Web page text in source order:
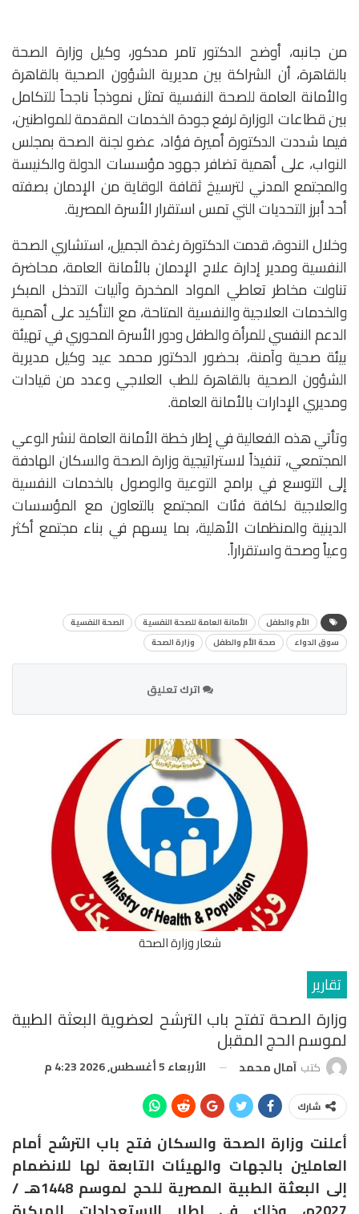
من جانبه، أوضح الدكتور تامر مدكور، وكيل وزارة الصحة
بالقاهرة، أن الشراكة بين مديرية الشؤون الصحية بالقاهرة
والأمانة العامة للصحة النفسية تمثل نموذجاً ناجحاً للتكامل
بين قطاعات الوزارة لرفع جودة الخدمات المقدمة للمواطنين،
فيما شددت الدكتورة أميرة فؤاد، عضو لجنة الصحة بمجلس
النواب، على أهمية تضافر جهود مؤسسات الدولة والكنيسة
والمجتمع المدني لترسيخ ثقافة الوقاية من الإدمان بصفته
أحد أبرز التحديات التي تمس استقرار الأسرة المصرية.
وخلال الندوة، قدمت الدكتورة رغدة الجميل، استشاري الصحة
النفسية ومدير إدارة علاج الإدمان بالأمانة العامة، محاضرة
تناولت مخاطر تعاطي المواد المخدرة وآليات التدخل المبكر
والخدمات العلاجية والنفسية المتاحة، مع التأكيد على أهمية
الدعم النفسي للمرأة والطفل ودور الأسرة المحوري في تهيئة
بيئة صحية وآمنة، بحضور الدكتور محمد عيد وكيل مديرية
الشؤون الصحية بالقاهرة للطب العلاجي وعدد من قيادات
ومديري الإدارات بالأمانة العامة.
وتأتي هذه الفعالية في إطار خطة الأمانة العامة لنشر الوعي
المجتمعي، تنفيذاً لاستراتيجية وزارة الصحة والسكان الهادفة
إلى التوسع في برامج التوعية والوصول بالخدمات النفسية
والعلاجية لكافة فئات المجتمع بالتعاون مع المؤسسات
الدينية والمنظمات الأهلية، بما يسهم في بناء مجتمع أكثر
وعياً وصحة واستقراراً.
الأم والطفل الأمانة العامة للصحة النفسية
الصحة النفسية
سوق الدواء
صحة الأم والطفل وزارة الصحة
اترك تعليق
شعار وزارة الصحة
تقارير
وزارة الصحة تفتح باب الترشح لعضوية البعثة الطبية
لموسم الحج المقبل
كتب آمال محمد الأربعاء 5 أغسطس, 2026 4:23 م
شارك
أعلنت وزارة الصحة والسكان فتح باب الترشح أمام
العاملين بالجهات والهيئات التابعة لها للانضمام
إلى البعثة الطبية المصرية للحج لموسم 1448هـ /